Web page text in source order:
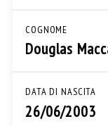
COGNOME
Douglas
DATA DI NASCITA
26/06/2003